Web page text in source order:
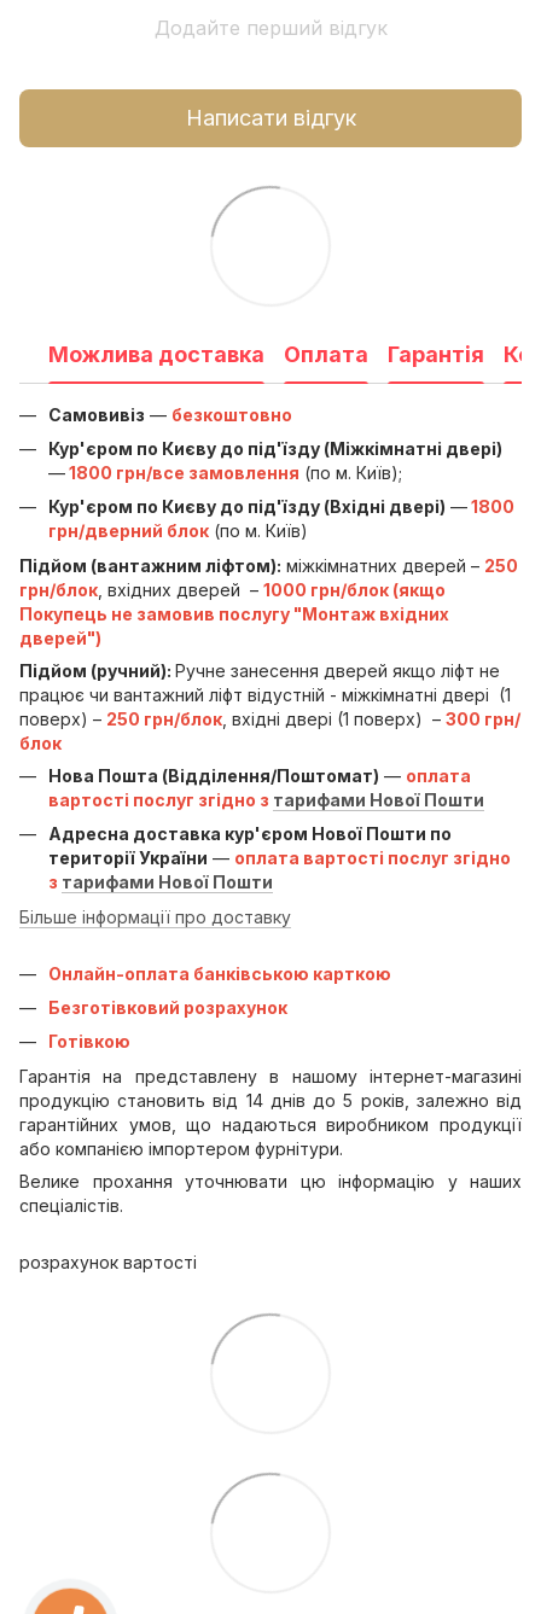
Додайте перший відгук
Написати відгук
Можлива доставка Оплата Гарантія
Самовивіз — безкоштовно
Кур'єром по Києву до під'їзду (Міжкімнатні двері)
—1800 грн/все замовлення (по м. Київ);
Кур'єром по Києву до під'їзду (Вхідні двері) —1800
грн/дверний блок (по м. Київ)
Підйом (вантажним ліфтом): міжкімнатних дверей – 250
грн/блок , вхідних дверей – 1000 грн/блок (якщо
Покупець не замовив послугу "Монтаж вхідних
дверей")
Підйом (ручний): Ручне занесення дверей якщо ліфт не
працює чи вантажний ліфт відустній - міжкімнатні двері (1
поверх) – 250 грн/блок , вхідні двері (1 поверх) – 300 грн/
блок
Нова Пошта (Відділення/Поштомат) — оплата
вартості послуг згідно з тарифами Нової Пошти
Адресна доставка кур'єром Нової Пошти по
території України — оплата вартості послуг згідно
з тарифами Нової Пошти
Більше інформації про доставку
Онлайн-оплата банківською карткою
Безготівковий розрахунок
Готівкою
Гарантія на представлену в нашому інтернет-магазині
продукцію становить від 14 днів до 5 років, залежно від
гарантійних умов, що надаються виробником продукції
або компанією імпортером фурнітури.
Велике прохання уточнювати цю інформацію у наших
спеціалістів.
розрахунок вартості